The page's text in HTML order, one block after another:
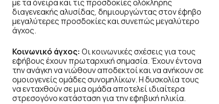
με τα όνειρα και τις προσδοκίες ολόκληρης
διαγενεακής αλυσίδας, δημιουργώντας στον έφηβο
μεγαλύτερες προσδοκίες και συνεπώς μεγαλύτερο
άγχος.
Κοινωνικό άγχος: Oι κοινωνικές σχέσεις για τους
εφήβους έχουν πρωταρχική σημασία. Έχουν έντονα
την ανάγκη να νιώθουν αποδεκτοί και να ανήκουν σε
ομοιογενείς ομάδες συνομηλίκων. Η δυσκολία τους
να ενταχθούν σε μια ομάδα αποτελεί ιδιαίτερα
στρεσογόνο κατάσταση για την εφηβική ηλικία.